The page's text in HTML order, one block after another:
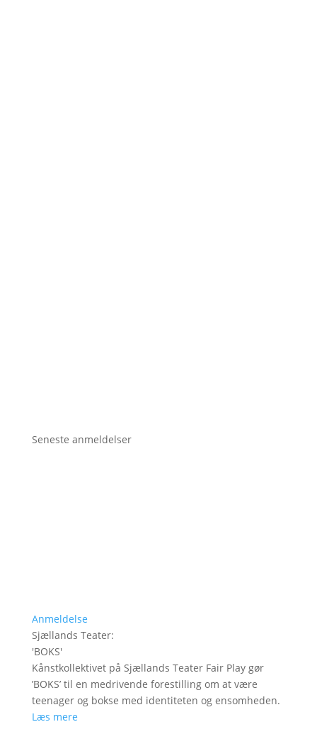
Seneste anmeldelser
Anmeldelse
Sjællands Teater:
'BOKS'
Kånstkollektivet på Sjællands Teater Fair Play gør
’BOKS’ til en medrivende forestilling om at være
teenager og bokse med identiteten og ensomheden.
Læs mere